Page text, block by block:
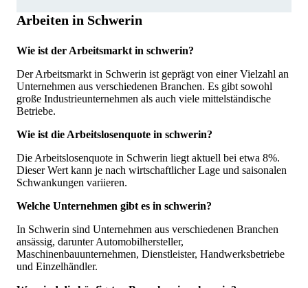
Arbeiten in Schwerin
Wie ist der Arbeitsmarkt in schwerin?
Der Arbeitsmarkt in Schwerin ist geprägt von einer Vielzahl an
Unternehmen aus verschiedenen Branchen. Es gibt sowohl
große Industrieunternehmen als auch viele mittelständische
Betriebe.
Wie ist die Arbeitslosenquote in schwerin?
Die Arbeitslosenquote in Schwerin liegt aktuell bei etwa 8%.
Dieser Wert kann je nach wirtschaftlicher Lage und saisonalen
Schwankungen variieren.
Welche Unternehmen gibt es in schwerin?
In Schwerin sind Unternehmen aus verschiedenen Branchen
ansässig, darunter Automobilhersteller,
Maschinenbauunternehmen, Dienstleister, Handwerksbetriebe
und Einzelhändler.